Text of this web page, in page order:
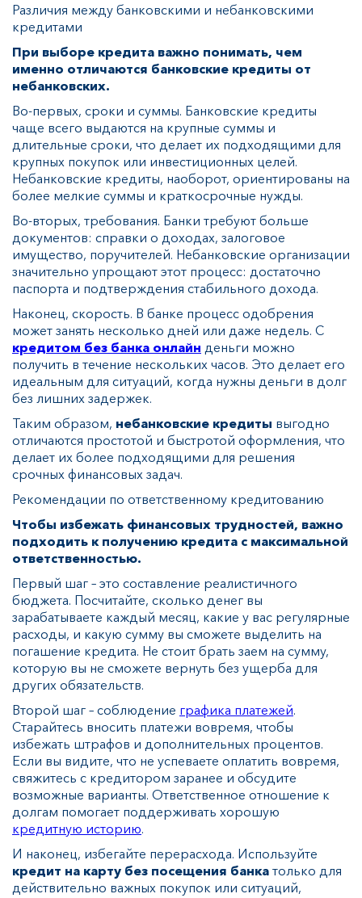
Различия между банковскими и небанковскими
кредитами
При выборе кредита важно понимать, чем
именно отличаются банковские кредиты от
небанковских.
Во-первых, сроки и суммы. Банковские кредиты
чаще всего выдаются на крупные суммы и
длительные сроки, что делает их подходящими для
крупных покупок или инвестиционных целей.
Небанковские кредиты, наоборот, ориентированы на
более мелкие суммы и краткосрочные нужды.
Во-вторых, требования. Банки требуют больше
документов: справки о доходах, залоговое
имущество, поручителей. Небанковские организации
значительно упрощают этот процесс: достаточно
паспорта и подтверждения стабильного дохода.
Наконец, скорость. В банке процесс одобрения
может занять несколько дней или даже недель. С
кредитом без банка онлайн деньги можно
получить в течение нескольких часов. Это делает его
идеальным для ситуаций, когда нужны деньги в долг
без лишних задержек.
Таким образом, небанковские кредиты выгодно
отличаются простотой и быстротой оформления, что
делает их более подходящими для решения
срочных финансовых задач.
Рекомендации по ответственному кредитованию
Чтобы избежать финансовых трудностей, важно
подходить к получению кредита с максимальной
ответственностью.
Первый шаг – это составление реалистичного
бюджета. Посчитайте, сколько денег вы
зарабатываете каждый месяц, какие у вас регулярные
расходы, и какую сумму вы сможете выделить на
погашение кредита. Не стоит брать заем на сумму,
которую вы не сможете вернуть без ущерба для
других обязательств.
Второй шаг – соблюдение графика платежей.
Старайтесь вносить платежи вовремя, чтобы
избежать штрафов и дополнительных процентов.
Если вы видите, что не успеваете оплатить вовремя,
свяжитесь с кредитором заранее и обсудите
возможные варианты. Ответственное отношение к
долгам помогает поддерживать хорошую
кредитную историю.
И наконец, избегайте перерасхода. Используйте
кредит на карту без посещения банка только для
действительно важных покупок или ситуаций,